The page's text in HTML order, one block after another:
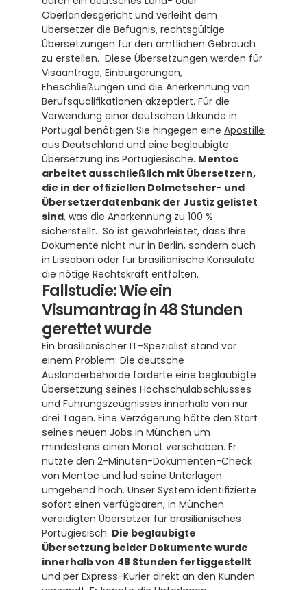
Oberlandesgericht und verleiht dem
Übersetzer die Befugnis, rechtsgültige
Übersetzungen für den amtlichen Gebrauch
zu erstellen.  Diese Übersetzungen werden für
Visaanträge, Einbürgerungen,
Eheschließungen und die Anerkennung von
Berufsqualifikationen akzeptiert. Für die
Verwendung einer deutschen Urkunde in
Portugal benötigen Sie hingegen eine Apostille
aus Deutschland und eine beglaubigte
Übersetzung ins Portugiesische. Mentoc
arbeitet ausschließlich mit Übersetzern,
die in der offiziellen Dolmetscher- und
Übersetzerdatenbank der Justiz gelistet
sind, was die Anerkennung zu 100 %
sicherstellt.  So ist gewährleistet, dass Ihre
Dokumente nicht nur in Berlin, sondern auch
in Lissabon oder für brasilianische Konsulate
die nötige Rechtskraft entfalten.
Fallstudie: Wie ein
Visumantrag in 48 Stunden
gerettet wurde
Ein brasilianischer IT-Spezialist stand vor
einem Problem: Die deutsche
Ausländerbehörde forderte eine beglaubigte
Übersetzung seines Hochschulabschlusses
und Führungszeugnisses innerhalb von nur
drei Tagen. Eine Verzögerung hätte den Start
seines neuen Jobs in München um
mindestens einen Monat verschoben. Er
nutzte den 2-Minuten-Dokumenten-Check
von Mentoc und lud seine Unterlagen
umgehend hoch. Unser System identifizierte
sofort einen verfügbaren, in München
vereidigten Übersetzer für brasilianisches
Portugiesisch. Die beglaubigte
Übersetzung beider Dokumente wurde
innerhalb von 48 Stunden fertiggestellt
und per Express-Kurier direkt an den Kunden